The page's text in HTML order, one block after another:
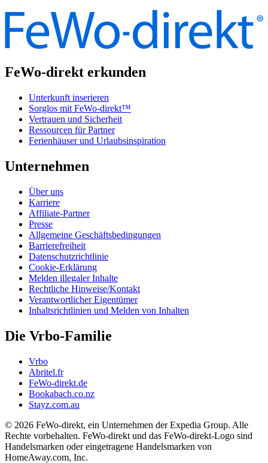
FeWo-direkt erkunden
Unterkunft inserieren
Sorglos mit FeWo-direkt™
Vertrauen und Sicherheit
Ressourcen für Partner
Ferienhäuser und Urlaubsinspiration
Unternehmen
Über uns
Karriere
Affiliate-Partner
Presse
Allgemeine Geschäftsbedingungen
Barrierefreiheit
Datenschutzrichtlinie
Cookie-Erklärung
Melden illegaler Inhalte
Rechtliche Hinweise/Kontakt
Verantwortlicher Eigentümer
Inhaltsrichtlinien und Melden von Inhalten
Die Vrbo-Familie
Vrbo
Abritel.fr
FeWo-direkt.de
Bookabach.co.nz
Stayz.com.au
© 2026 FeWo-direkt, ein Unternehmen der Expedia Group. Alle
Rechte vorbehalten. FeWo-direkt und das FeWo-direkt-Logo sind
Handelsmarken oder eingetragene Handelsmarken von
HomeAway.com, Inc.